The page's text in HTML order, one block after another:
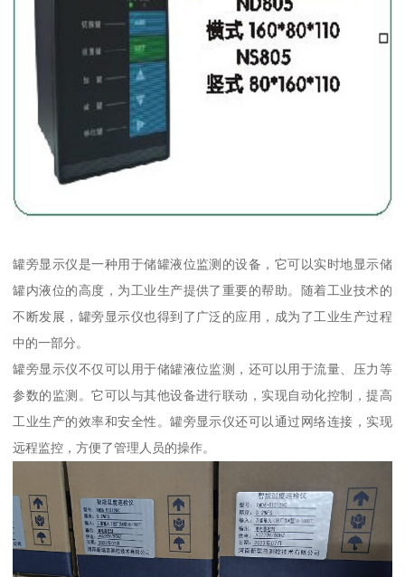
罐旁显示仪是一种用于储罐液位监测的设备，它可以实时地显示储
罐内液位的高度，为工业生产提供了重要的帮助。随着工业技术的
不断发展，罐旁显示仪也得到了广泛的应用，成为了工业生产过程
中的一部分。
罐旁显示仪不仅可以用于储罐液位监测，还可以用于流量、压力等
参数的监测。它可以与其他设备进行联动，实现自动化控制，提高
工业生产的效率和安全性。罐旁显示仪还可以通过网络连接，实现
远程监控，方便了管理人员的操作。